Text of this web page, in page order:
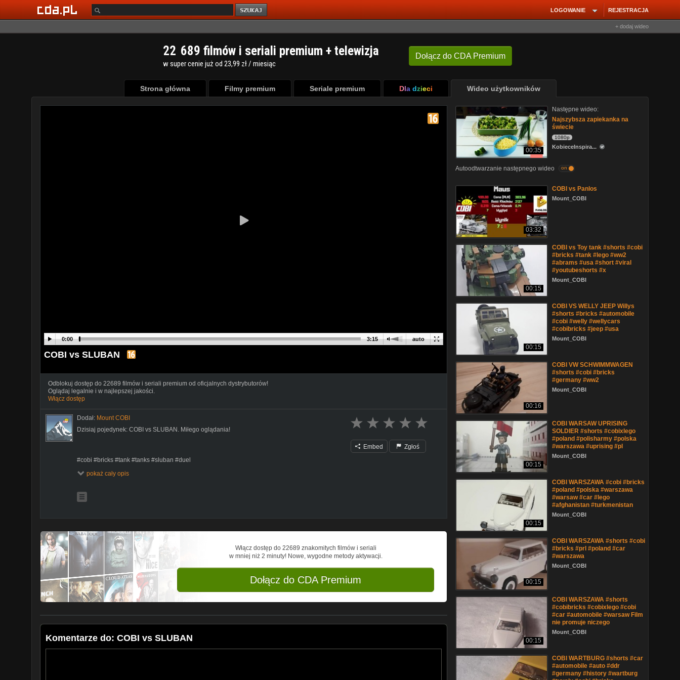
REJESTRACJA
LOGOWANIE
+ dodaj wideo
Dołącz do CDA Premium
22 689 filmów i seriali premium + telewizja
w super cenie już od 23,99 zł / miesiąc
Strona główna Filmy premium Seriale premium Dla dzieci Wideo użytkowników
auto
0:00 3:15
COBI vs SLUBAN
Odblokuj dostęp do 22689 filmów i seriali premium od oficjalnych dystrybutorów!
Oglądaj legalnie i w najlepszej jakości.
Włącz dostęp
Dodał: Mount COBI
Dzisiaj pojedynek: COBI vs SLUBAN. Miłego oglądania!
#cobi #bricks #tank #tanks #sluban #duel
0:00-0:45 Wstęp i zasady oceniania
2:45-3:16 Wyniki i zakończenie
pokaż cały opis
Embed Zgłoś
Włącz dostęp do 22689 znakomitych filmów i seriali
w mniej niż 2 minuty! Nowe, wygodne metody aktywacji.
Dołącz do CDA Premium
Komentarze do: COBI vs SLUBAN
00:35
Następne wideo:
Najszybsza zapiekanka na
świecie
1080p
KobieceInspira...
Autoodtwarzanie następnego wideo on
03:32
COBI vs Panlos
Mount_COBI
00:15
COBI vs Toy tank #shorts #cobi
#bricks #tank #lego #ww2
#abrams #usa #short #viral
#youtubeshorts #x
Mount_COBI
00:15
COBI VS WELLY JEEP Willys
#shorts #bricks #automobile
#cobi #welly #wellycars
#cobibricks #jeep #usa
Mount_COBI
00:16
COBI VW SCHWIMMWAGEN
#shorts #cobi #bricks
#germany #ww2
Mount_COBI
00:15
COBI WARSAW UPRISING
SOLDIER #shorts #cobixlego
#poland #polisharmy #polska
#warszawa #uprising #pl
Mount_COBI
00:15
COBI WARSZAWA #cobi #bricks
#poland #polska #warszawa
#warsaw #car #lego
#afghanistan #turkmenistan
Mount_COBI
00:15
COBI WARSZAWA #shorts #cobi
#bricks #prl #poland #car
#warszawa
Mount_COBI
00:15
COBI WARSZAWA #shorts
#cobibricks #cobixlego #cobi
#car #automobile #warsaw Film
nie promuje niczego
Mount_COBI
COBI WARTBURG #shorts #car
#automobile #auto #ddr
#germany #history #wartburg